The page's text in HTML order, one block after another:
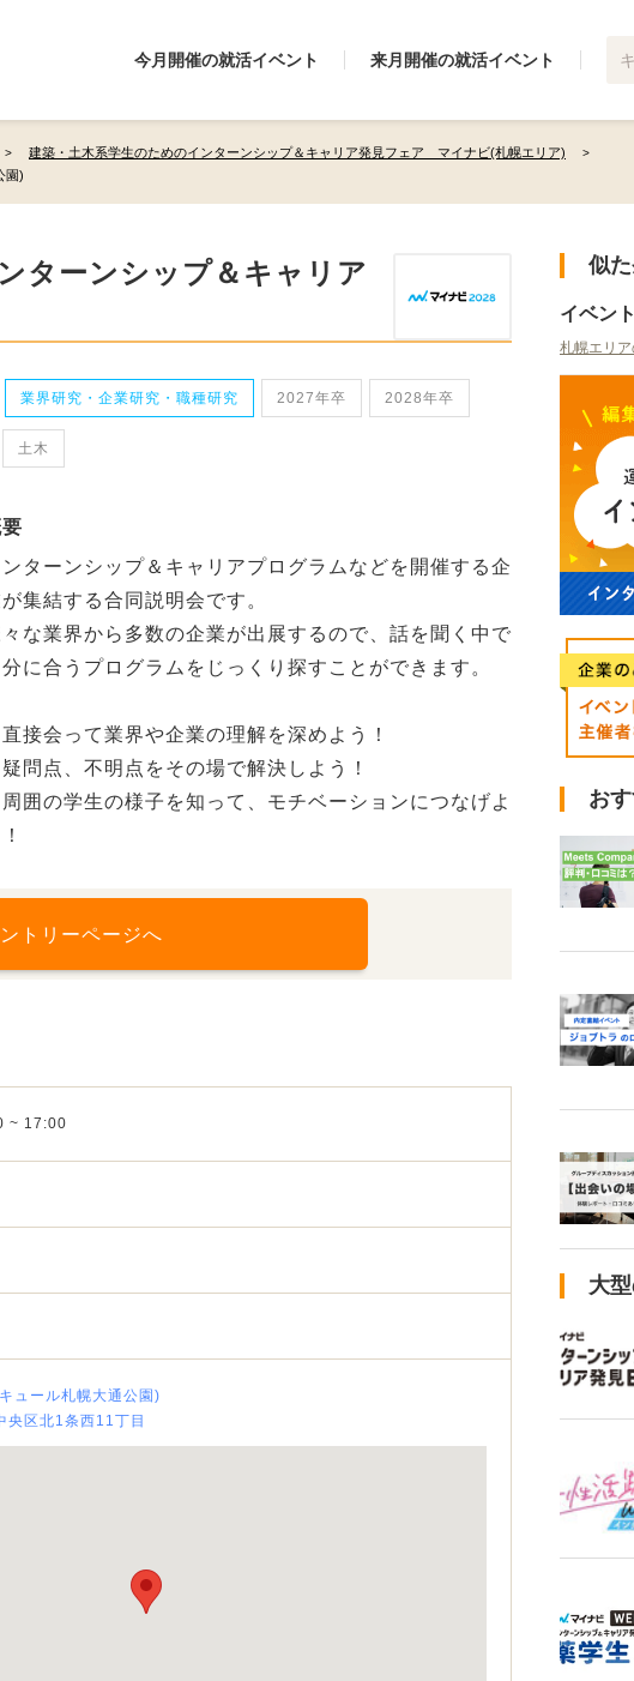
今月開催の就活イベント 来月開催の就活イベント
建築・土木系学生のためのインターンシップ＆キャリア発見フェア マイナビ(札幌エリア)
園)
ターンシップ＆キャリア
業界研究・企業研究・職種研究 2027年卒 2028年卒
土木
ンターンシップ＆キャリアプログラムなどを開催する企
集結する合同説明会です。
な業界から多数の企業が出展するので、話を聞く中で
分に合うプログラムをじっくり探すことができます。
直接会って業界や企業の理解を深めよう！
疑問点、不明点をその場で解決しよう！
周囲の学生の様子を知って、モチベーションにつなげよ
トリーページへ
~ 17:00
ュール札幌大通公園)
区北1条西11丁目
似
イベント
札幌エリア
お
大